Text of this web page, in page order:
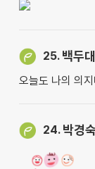
25. 백두
오늘도 나의 의
24. 박경숙